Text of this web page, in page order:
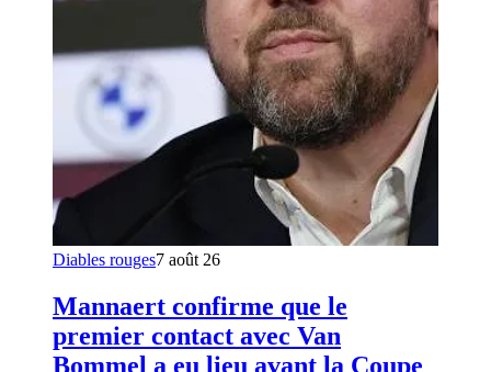
Diables rouges7 août 26
Mannaert confirme que le
premier contact avec Van
Bommel a eu lieu avant la Coupe